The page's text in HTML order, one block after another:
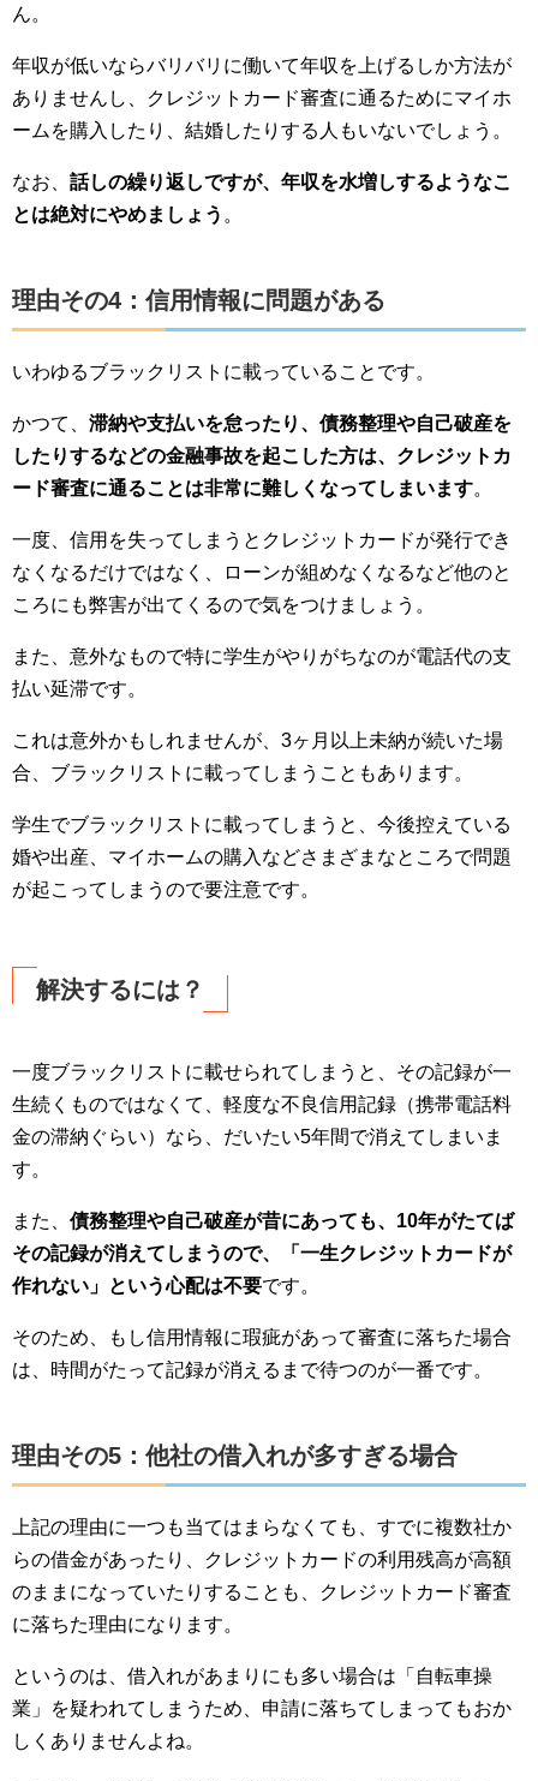
ん。
年収が低いならバリバリに働いて年収を上げるしか方法が
ありませんし、クレジットカード審査に通るためにマイホ
ームを購入したり、結婚したりする人もいないでしょう。
なお、 話しの繰り返しですが、年収を水増しするようなこ
とは絶対にやめましょう 。
理由その4：信用情報に問題がある
いわゆるブラックリストに載っていることです。
かつて、 滞納や支払いを怠ったり、債務整理や自己破産を
したりするなどの金融事故を起こした方は、クレジットカ
ード審査に通ることは非常に難しくなってしまいます。
一度、信用を失ってしまうとクレジットカードが発行でき
なくなるだけではなく、ローンが組めなくなるなど他のと
ころにも弊害が出てくるので気をつけましょう。
また、意外なもので特に学生がやりがちなのが電話代の支
払い延滞です。
これは意外かもしれませんが、3ヶ月以上未納が続いた場
合、ブラックリストに載ってしまうこともあります。
学生でブラックリストに載ってしまうと、今後控えている
婚や出産、マイホームの購入などさまざまなところで問題
が起こってしまうので要注意です。
解決するには？
一度ブラックリストに載せられてしまうと、その記録が一
生続くものではなくて、軽度な不良信用記録（携帯電話料
金の滞納ぐらい）なら、だいたい5年間で消えてしまいま
す。
また、 債務整理や自己破産が昔にあっても、10年がたてば
その記録が消えてしまうので、「一生クレジットカードが
作れない」という心配は不要です。
そのため、もし信用情報に瑕疵があって審査に落ちた場合
は、時間がたって記録が消えるまで待つのが一番です。
理由その5：他社の借入れが多すぎる場合
上記の理由に一つも当てはまらなくても、すでに複数社か
らの借金があったり、クレジットカードの利用残高が高額
のままになっていたりすることも、クレジットカード審査
に落ちた理由になります。
というのは、借入れがあまりにも多い場合は「自転車操
業」を疑われてしまうため、申請に落ちてしまってもおか
しくありませんよね。